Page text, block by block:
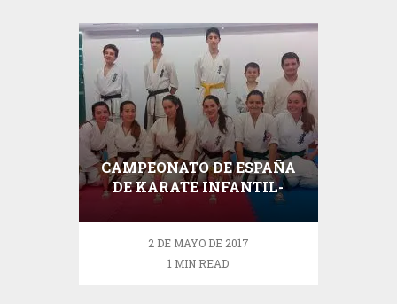
CAMPEONATO DE ESPAÑA
DE KARATE INFANTIL-
JUVENIL
2 DE MAYO DE 2017
1 MIN READ